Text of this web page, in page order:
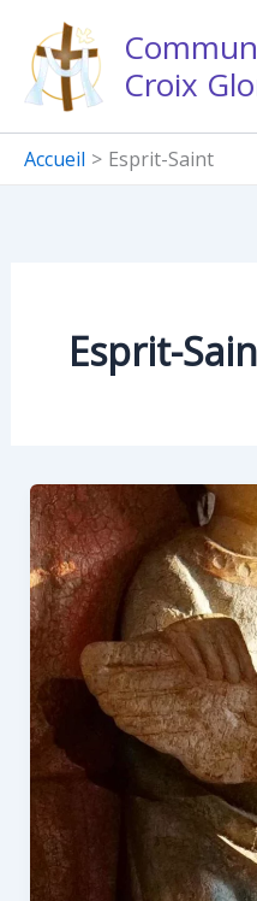
contenu
Croix
Accueil Esprit-Saint
Esprit-